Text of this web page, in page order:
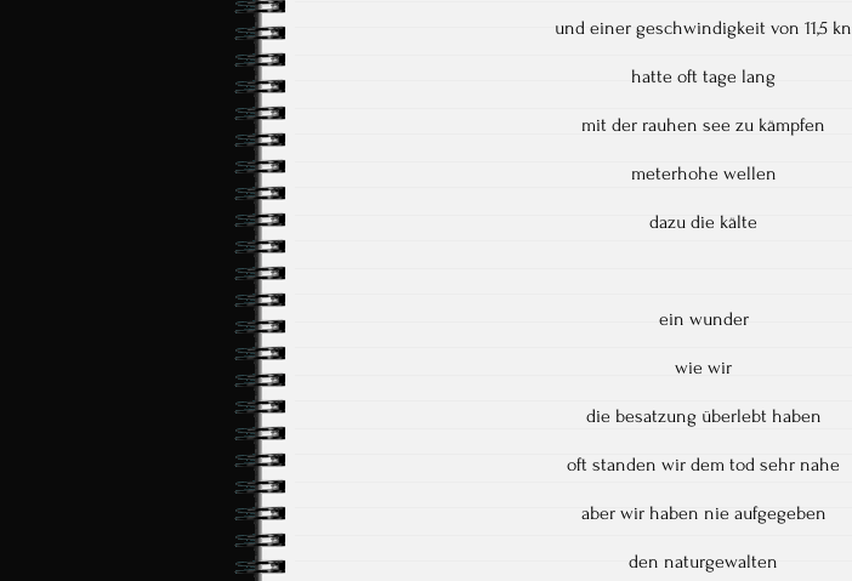
und einer geschwindigkeit von 11,5 kn
hatte oft tage lang
mit der rauhen see zu kämpfen
meterhohe wellen
dazu die kälte
ein wunder
wie wir
die besatzung überlebt haben
oft standen wir dem tod sehr nahe
aber wir haben nie aufgegeben
den naturgewalten